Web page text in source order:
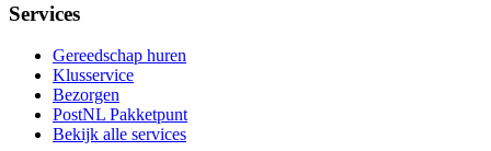
Services
Gereedschap huren
Klusservice
Bezorgen
PostNL Pakketpunt
Bekijk alle services